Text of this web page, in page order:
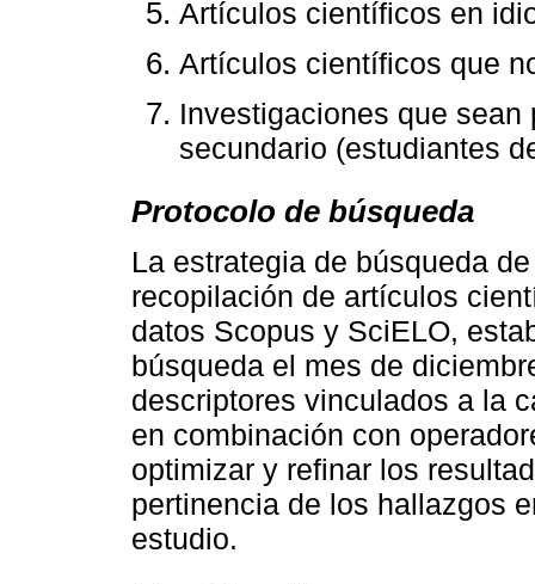
Artículos científicos en
Artículos científicos que
Investigaciones que
secundario (estudiantes
Protocolo de búsqueda
La estrategia de búsqueda
recopilación de artículos
datos Scopus y SciELO,
búsqueda el mes de
descriptores vinculados a la
en combinación con
optimizar y refinar los
pertinencia de los hallazgos
estudio.